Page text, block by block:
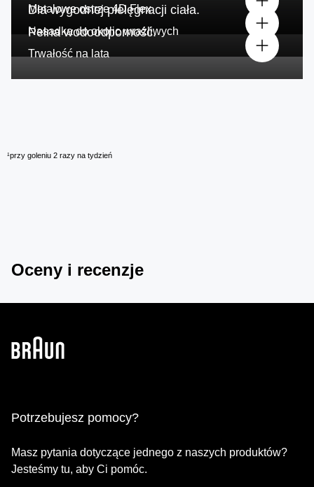
Metalowe ostrze 4D Flex
Dla wygodnej pielęgnacji ciała.
Nasadka do okolic wrażliwych
Pełna wodoodporność.
Trwałość na lata
¹przy goleniu 2 razy na tydzień
Oceny i recenzje
Potrzebujesz pomocy?
Masz pytania dotyczące jednego z naszych produktów?
Jesteśmy tu, aby Ci pomóc.